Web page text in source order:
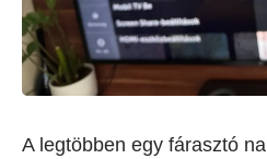
A legtöbben egy fárasztó